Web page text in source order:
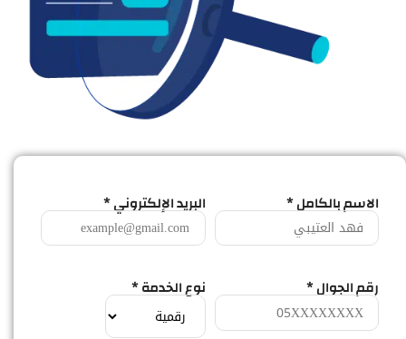
الاسم بالكامل * البريد الإلكتروني *
رقم الجوال * نوع الخدمة *